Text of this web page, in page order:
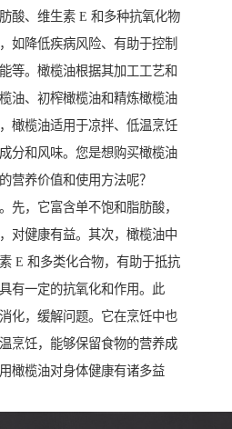
酸、维生素 E 和多种抗氧化物
如降低疾病风险、有助于控制
等。橄榄油根据其加工工艺和
油、初榨橄榄油和精炼橄榄油
橄榄油适用于凉拌、低温烹饪
分和风味。您是想购买橄榄油
营养价值和使用方法呢？
先，它富含单不饱和脂肪酸，
对健康有益。其次，橄榄油中
E 和多类化合物，有助于抵抗
有一定的抗氧化和作用。此
化，缓解问题。它在烹饪中也
烹饪，能够保留食物的营养成
橄榄油对身体健康有诸多益